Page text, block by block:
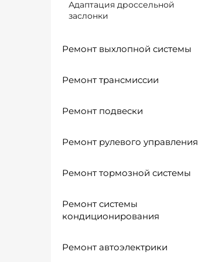
Адаптация дроссельной
заслонки
Ремонт выхлопной системы
Ремонт трансмиссии
Ремонт подвески
Ремонт рулевого управления
Ремонт тормозной системы
Ремонт системы
кондиционирования
Ремонт автоэлектрики